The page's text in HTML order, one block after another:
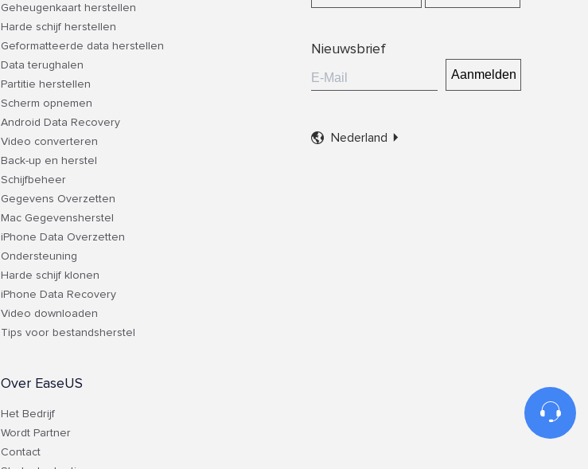
Geheugenkaart herstellen
Harde schijf herstellen
Geformatteerde data herstellen
Data terughalen
Partitie herstellen
Scherm opnemen
Android Data Recovery
Video converteren
Back-up en herstel
Schijfbeheer
Gegevens Overzetten
Mac Gegevensherstel
iPhone Data Overzetten
Ondersteuning
Harde schijf klonen
iPhone Data Recovery
Video downloaden
Tips voor bestandsherstel
Over EaseUS
Het Bedrijf
Wordt Partner
Contact
Nieuwsbrief
 Nederland 
